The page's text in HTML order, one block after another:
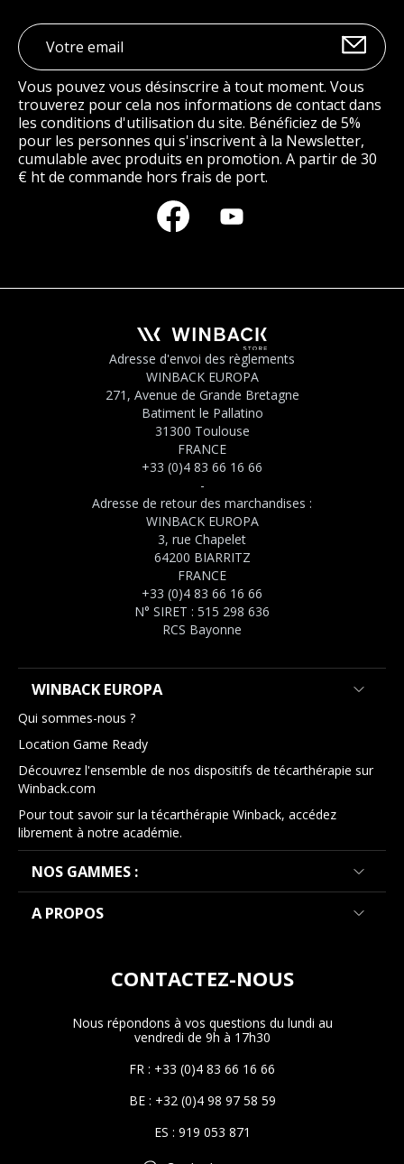
Vous pouvez vous désinscrire à tout moment. Vous
trouverez pour cela nos informations de contact dans
les conditions d'utilisation du site. Bénéficiez de 5%
pour les personnes qui s'inscrivent à la Newsletter,
cumulable avec produits en promotion. A partir de 30
€ ht de commande hors frais de port.
Adresse d'envoi des règlements
WINBACK EUROPA
271, Avenue de Grande Bretagne
Batiment le Pallatino
31300 Toulouse
FRANCE
+33 (0)4 83 66 16 66
-
Adresse de retour des marchandises :
WINBACK EUROPA
3, rue Chapelet
64200 BIARRITZ
FRANCE
+33 (0)4 83 66 16 66
N° SIRET : 515 298 636
RCS Bayonne
WINBACK EUROPA
Qui sommes-nous ?
Location Game Ready
Découvrez l'ensemble de nos dispositifs de técarthérapie sur
Winback.com
Pour tout savoir sur la técarthérapie Winback, accédez
librement à notre académie.
NOS GAMMES :
A PROPOS
CONTACTEZ-NOUS
Nous répondons à vos questions du lundi au
vendredi de 9h à 17h30
FR : +33 (0)4 83 66 16 66
BE : +32 (0)4 98 97 58 59
ES : 919 053 871